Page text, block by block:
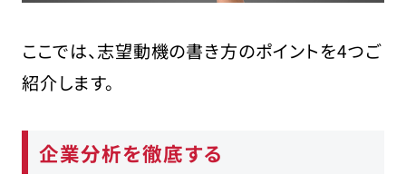
ここでは、志望動機の書き方のポイントを4つご
紹介します。
企業分析を徹底する